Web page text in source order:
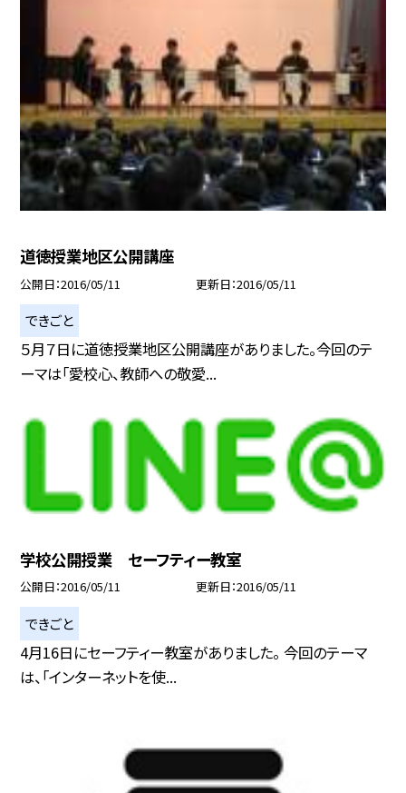
道徳授業地区公開講座
公開日 2016/05/11 更新日 2016/05/11
できごと
５月７日に道徳授業地区公開講座がありました。今回のテ
ーマは「愛校心、教師への敬愛...
学校公開授業 セーフティー教室
公開日 2016/05/11 更新日 2016/05/11
できごと
4月16日にセーフティー教室がありました。 今回のテーマ
は、「インターネットを使...